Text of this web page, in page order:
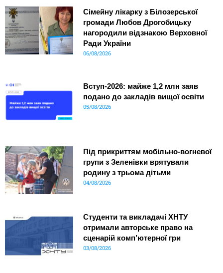
Сімейну лікарку з Білозерської
громади Любов Дрогобицьку
нагородили відзнакою Верховної
Ради України
06/08/2026
Вступ-2026: майже 1,2 млн заяв
подано до закладів вищої освіти
05/08/2026
Під прикриттям мобільно-вогневої
групи з Зеленівки врятували
родину з трьома дітьми
04/08/2026
Студенти та викладачі ХНТУ
отримали авторське право на
сценарій комп’ютерної гри
03/08/2026